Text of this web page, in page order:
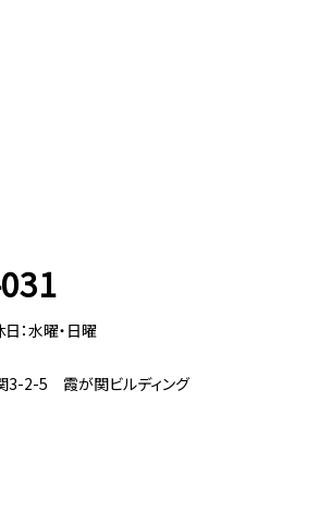
水曜・日曜
3-2-5 霞が関ビルディング